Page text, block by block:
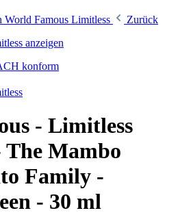
World Famous Limitless
Zurück
anzeigen
konform
- Limitless
Mambo
Family -
- 30 ml